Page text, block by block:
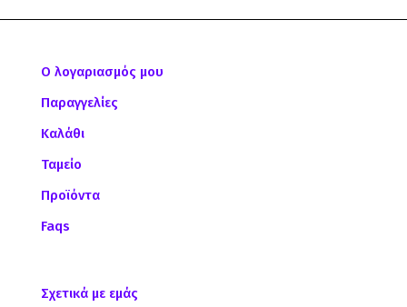
Ο λογαριασμός μου
Παραγγελίες
Καλάθι
Ταμείο
Προϊόντα
Faqs
Σχετικά με εμάς